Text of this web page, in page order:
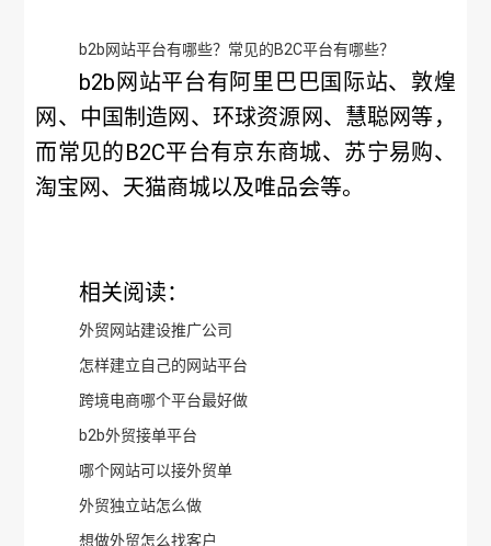
b2b网站平台有哪些？常见的B2C平台有哪些？
b2b网站平台有阿里巴巴国际站、敦煌
网、中国制造网、环球资源网、慧聪网等，
而常见的B2C平台有京东商城、苏宁易购、
淘宝网、天猫商城以及唯品会等。
相关阅读：
外贸网站建设推广公司
怎样建立自己的网站平台
跨境电商哪个平台最好做
b2b外贸接单平台
哪个网站可以接外贸单
外贸独立站怎么做
想做外贸怎么找客户